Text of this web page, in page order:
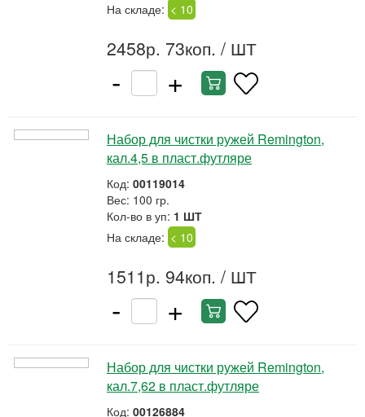
На складе: < 10
2458р. 73коп. / ШТ
- +
Набор для чистки ружей Remington,
кал.4,5 в пласт.футляре
Код: 00119014
Вес: 100 гр.
Кол-во в уп: 1 ШТ
На складе: < 10
1511р. 94коп. / ШТ
- +
Набор для чистки ружей Remington,
кал.7,62 в пласт.футляре
Код: 00126884